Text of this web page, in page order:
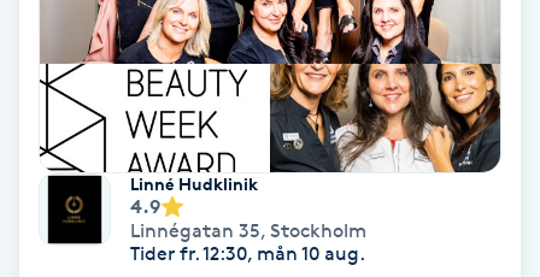
Hudföryngring
Huduppstramning
Hudvård
Linné Hudklinik
4.9
Linnégatan 35, Stockholm
Tider fr. 12:30, mån 10 aug.